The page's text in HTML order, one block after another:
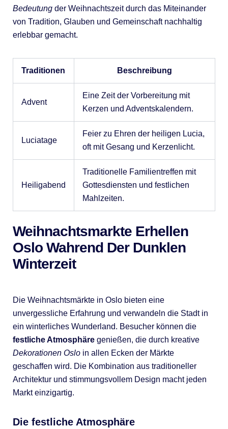
Bedeutungder Weihnachtszeit durch das Miteinander
von Tradition, Glauben und Gemeinschaft nachhaltig
erlebbar gemacht.
Traditionen Beschreibung
Advent
Eine Zeit der Vorbereitung mit
Kerzen und Adventskalendern.
Luciatage
Feier zu Ehren der heiligen Lucia,
oft mit Gesang und Kerzenlicht.
Heiligabend
Traditionelle Familientreffen mit
Gottesdiensten und festlichen
Mahlzeiten.
Weihnachtsmarkte Erhellen
Oslo Wahrend Der Dunklen
Winterzeit
Die Weihnachtsmärkte in Oslo bieten eine
unvergessliche Erfahrung und verwandeln die Stadt in
ein winterliches Wunderland. Besucher können die
festliche Atmosphäregenießen, die durch kreative
Dekorationen Osloin allen Ecken der Märkte
geschaffen wird. Die Kombination aus traditioneller
Architektur und stimmungsvollem Design macht jeden
Markt einzigartig.
Die festliche Atmosphäre